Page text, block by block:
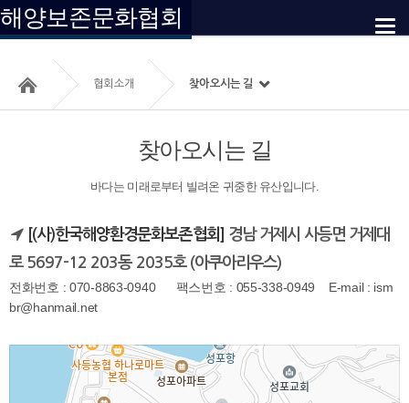
해양보존문화협회
협회소개 찾아오시는 길
공지사항 자료실 온라인 제보
찾아오시는 길
바다는 미래로부터 빌려온 귀중한 유산입니다.
[(사)한국해양환경문화보존협회] 경남 거제시 사등면 거제대
로 5697-12 203동 2035호 (아쿠아리우스)
전화번호 : 070-8863-0940 팩스번호 : 055-338-0949 E-mail : ism
br@hanmail.net